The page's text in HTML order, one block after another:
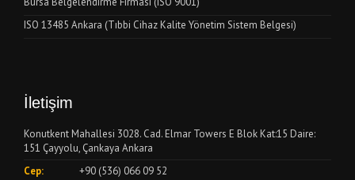
ISO 13485 Ankara (Tıbbi Cihaz Kalite Yönetim Sistem Belgesi)
İletişim
Konutkent Mahallesi 3028. Cad. Elmar Towers E Blok Kat:15 Daire:
151 Çayyolu, Çankaya Ankara
Cep:
+90 (536) 066 09 52